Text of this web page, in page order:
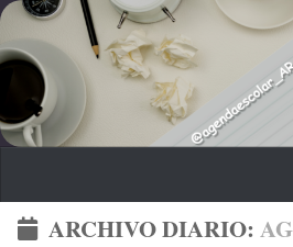
Saltar al contenido
ARCHIVO DIARIO: